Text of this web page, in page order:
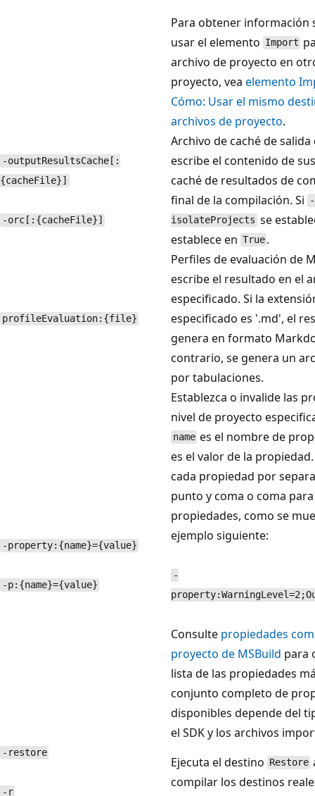
Para obtener información
usar el elemento Import
archivo de proyecto en
proyecto, vea elemento
Cómo: Usar el mismo
archivos de proyecto.
-outputResultsCache[:
{cacheFile}]
-orc[:{cacheFile}]
Archivo de caché de
escribe el contenido de
caché de resultados de
final de la compilación. Si
-
isolateProjects se
establece en True .
profileEvaluation:{file}
Perfiles de evaluación de
escribe el resultado en el
especificado. Si la
especificado es '.md', el
genera en formato
contrario, se genera un
por tabulaciones.
-property:{name}={value}
-p:{name}={value}
Establezca o invalide las
nivel de proyecto
name es el nombre de
es el valor de la
cada propiedad por
punto y coma o coma
propiedades, como se
ejemplo siguiente:
-
Consulte propiedades
proyecto de MSBuild para
lista de las propiedades
conjunto completo de
disponibles depende del
el SDK y los archivos
-restore
-r
Ejecuta el destino Restore
compilar los destinos